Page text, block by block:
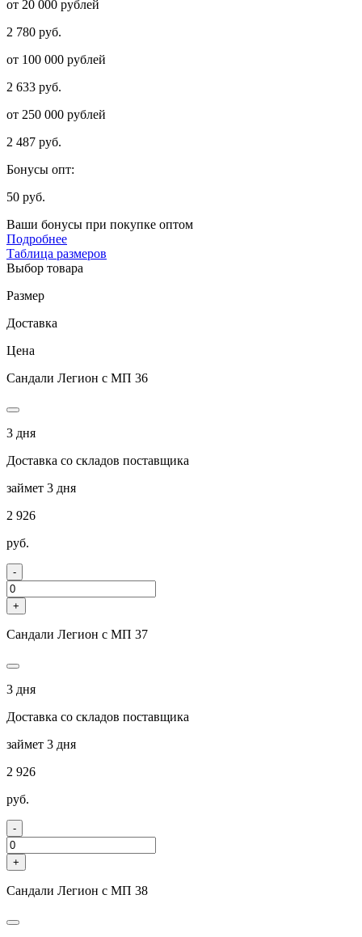
от 20 000 рублей
2 780 руб.
от 100 000 рублей
2 633 руб.
от 250 000 рублей
2 487 руб.
Бонусы опт:
50 руб.
Ваши бонусы при покупке оптом
Подробнее
Таблица размеров
Выбор товара
Размер
Доставка
Цена
Сандали Легион с МП 36
3 дня
Доставка со складов поставщика
займет 3 дня
2 926
руб.
-
+
Сандали Легион с МП 37
3 дня
Доставка со складов поставщика
займет 3 дня
2 926
руб.
-
+
Сандали Легион с МП 38